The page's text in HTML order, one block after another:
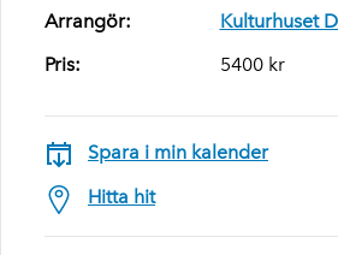
Arrangör:
Kulturhuset
Pris:
5400 kr
Spara i min kalender
Hitta hit